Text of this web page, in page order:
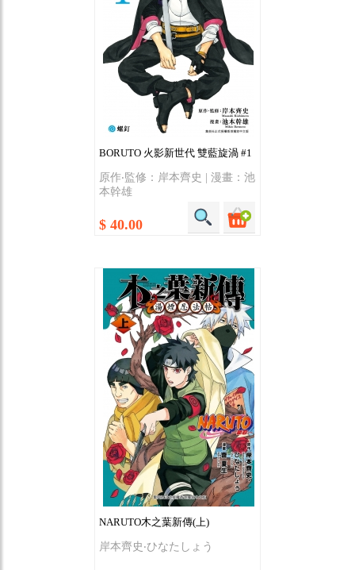
BORUTO 火影新世代 雙藍旋渦 #1
原作‧監修：岸本齊史 | 漫畫：池
本幹雄
$ 40.00
NARUTO木之葉新傳(上)
岸本齊史‧ひなたしょう